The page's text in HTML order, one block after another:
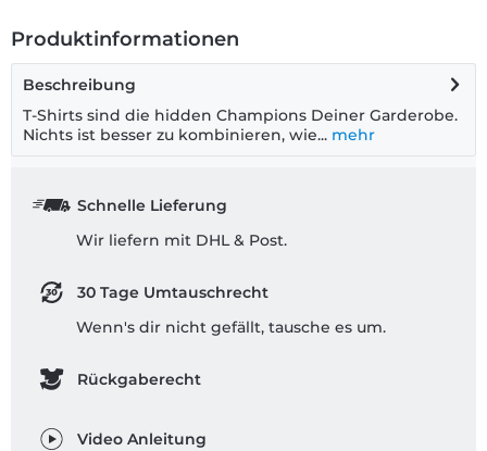
Produktinformationen
Beschreibung
T-Shirts sind die hidden Champions Deiner Garderobe.
Nichts ist besser zu kombinieren, wie... mehr
Schnelle Lieferung
Wir liefern mit DHL & Post.
30 Tage Umtauschrecht
Wenn's dir nicht gefällt, tausche es um.
Rückgaberecht
Video Anleitung